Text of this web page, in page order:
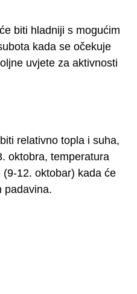
biti hladniji s mogućim
kada se očekuje
uvjete za aktivnosti
relativno topla i suha,
oktobra, temperatura
12. oktobar) kada će
padavina.